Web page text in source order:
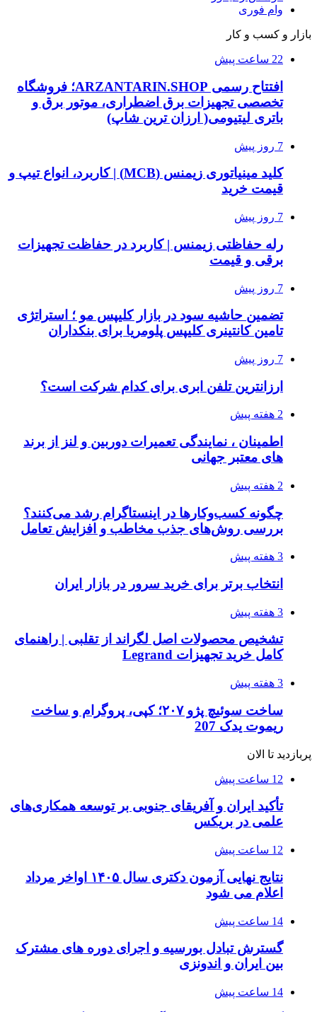
وام فوری
بازار و کسب و کار
22 ساعت پیش
افتتاح رسمی ARZANTARIN.SHOP؛ فروشگاه
تخصصی تجهیزات برق اضطراری، موتور برق و
باتری لیتیومی( ارزان ترین شاپ)
7 روز پیش
کلید مینیاتوری زیمنس (MCB) | کاربرد، انواع تیپ و
قیمت خرید
7 روز پیش
رله حفاظتی زیمنس | کاربرد در حفاظت تجهیزات
برقی و قیمت
7 روز پیش
تضمین حاشیه سود در بازار کلیپس مو ؛ استراتژی
تامین کانتینری کلیپس پلومریا برای بنکداران
7 روز پیش
ارزانترین تلفن ابری برای کدام شرکت است؟
2 هفته پیش
اطمینان ، نمایندگی تعمیرات دوربین و لنز از برند
های معتبر جهانی
2 هفته پیش
چگونه کسب‌وکارها در اینستاگرام رشد می‌کنند؟
بررسی روش‌های جذب مخاطب و افزایش تعامل
3 هفته پیش
انتخاب برتر برای خرید سرور در بازار ایران
3 هفته پیش
تشخیص محصولات اصل لگراند از تقلبی | راهنمای
کامل خرید تجهیزات Legrand
3 هفته پیش
ساخت سوئیچ پژو ۲۰۷؛ کپی، پروگرام و ساخت
ریموت یدک 207
پربازدید تا الان
12 ساعت پیش
تأکید ایران و آفریقای جنوبی بر توسعه همکاری‌های
علمی در بریکس
12 ساعت پیش
نتایج نهایی آزمون دکتری سال ۱۴۰۵ اواخر مرداد
اعلام می شود
14 ساعت پیش
گسترش تبادل بورسیه و اجرای دوره های مشترک
بین ایران و اندونزی
14 ساعت پیش